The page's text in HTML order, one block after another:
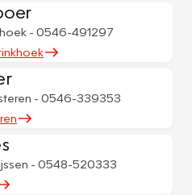
- 0546-491297
- 0546-339353
- 0548-520333